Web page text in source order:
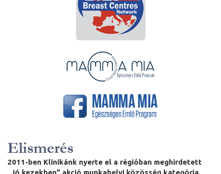
Elismerés
2011-ben Klinikánk nyerte el a régióban meghirdetett